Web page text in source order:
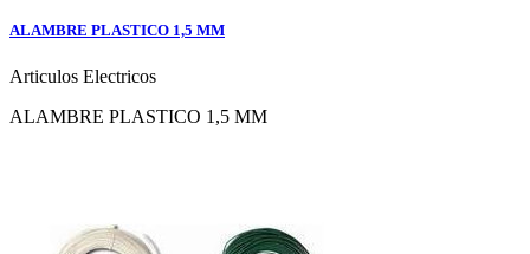
ALAMBRE PLASTICO 1,5 MM
Articulos Electricos
ALAMBRE PLASTICO 1,5 MM